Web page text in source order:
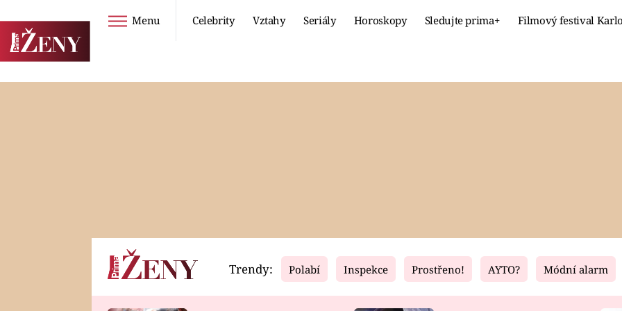
Menu Celebrity Vztahy Seriály Horoskopy Sledujte prima+ Filmový festival
Horoskopy Video Fresh Living
Trendy: Polabí Inspekce Prostřeno! AYTO? Módní alarm